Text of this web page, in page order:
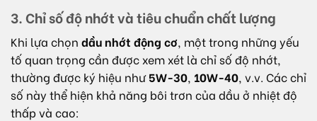
3. Chỉ số độ nhớt và tiêu chuẩn chất lượng
Khi lựa chọn dầu nhớt động cơ, một trong những yếu
tố quan trọng cần được xem xét là chỉ số độ nhớt,
thường được ký hiệu như5W-30, 10W-40, v.v. Các chỉ
số này thể hiện khả năng bôi trơn của dầu ở nhiệt độ
thấp và cao: